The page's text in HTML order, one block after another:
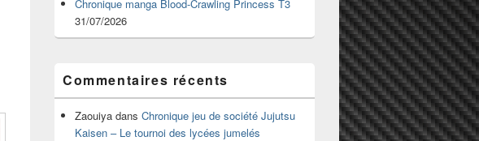
Chronique manga Blood-Crawling Princess T3
31/07/2026
Commentaires récents
Zaouiya dans Chronique jeu de société Jujutsu
Kaisen – Le tournoi des lycées jumelés